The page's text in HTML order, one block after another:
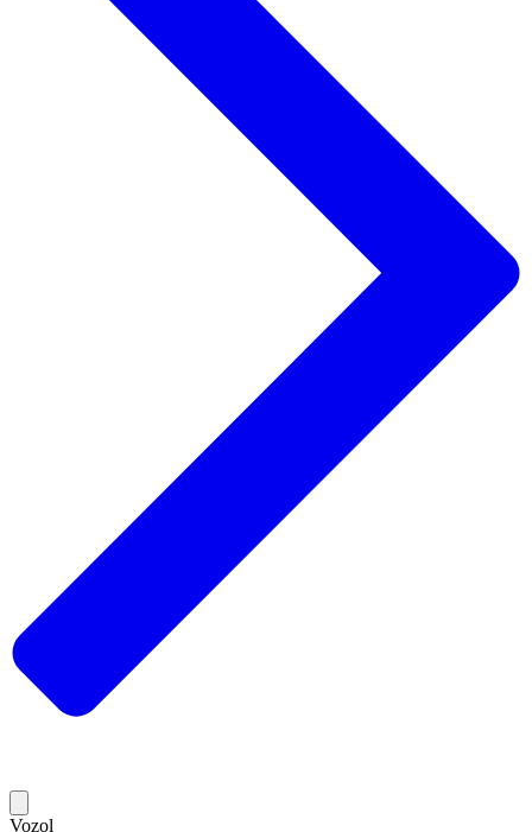
Vozol